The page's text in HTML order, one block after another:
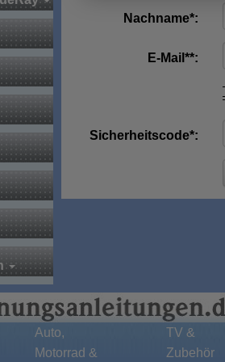
Nachname*:
E-Mail**:
Sicherheitscode*:
Auto,
Motorrad &
TV &
Zubehör